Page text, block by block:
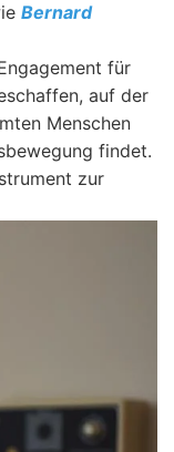
Bernard
für
auf der
Menschen
findet.
zur